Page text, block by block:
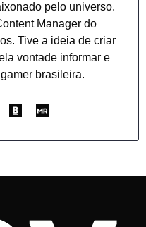
pelo universo.
Manager do
Tive a ideia de criar
vontade informar e
brasileira.